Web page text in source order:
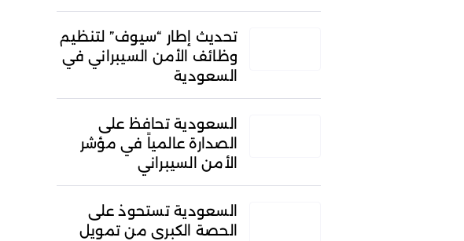
تحديث إطار “سيوف” لتنظيم
وظائف الأمن السيبراني في
السعودية
السعودية تحافظ على
الصدارة عالمياً في مؤشر
الأمن السيبراني
السعودية تستحوذ على
الحصة الكبرى من تمويل